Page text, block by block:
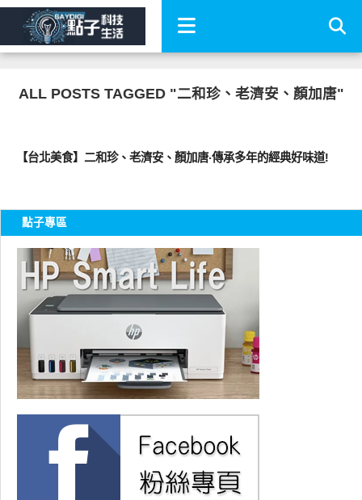
ALL POSTS TAGGED "二和珍、老濟安、顏加唐"
【台北美食】二和珍、老濟安、顏加唐‧傳承多年的經典好味道!
點子專區